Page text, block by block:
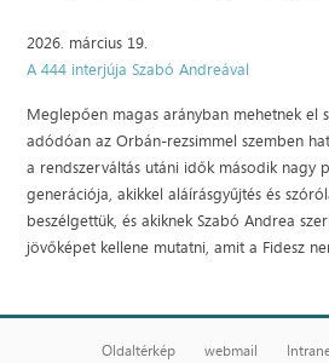
2026. március 19.
A 444 interjúja Szabó Andreával
Meglepően magas arányban mehetnek el
adódóan az Orbán-rezsimmel szemben
a rendszerváltás utáni idők második nagy
generációja, akikkel aláírásgyűjtés és
beszélgettük, és akiknek Szabó Andrea
jövőképet kellene mutatni, amit a Fidesz
Oldaltérkép webmail